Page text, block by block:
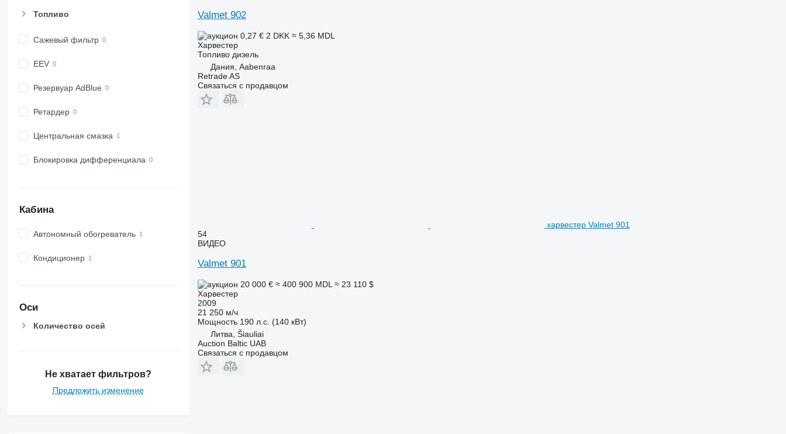
Топливо
Сажевый фильтр
EEV
Резервуар AdBlue
Ретардер
Центральная смазка
Блокировка дифференциала
Кабина
Автономный обогреватель
Кондиционер
Оси
Количество осей
Не хватает фильтров?
Предложить изменение
Valmet 902
0,27 € 2 DKK ≈ 5,36 MDL
Харвестер
Топливо дизель
Дания, Aabenraa
Retrade AS
Связаться с продавцом
харвестер Valmet 901
54
ВИДЕО
Valmet 901
20 000 € ≈ 400 900 MDL ≈ 23 110 $
Харвестер
2009
21 250 м/ч
Мощность 190 л.с. (140 кВт)
Литва, Šiauliai
Auction Baltic UAB
Связаться с продавцом